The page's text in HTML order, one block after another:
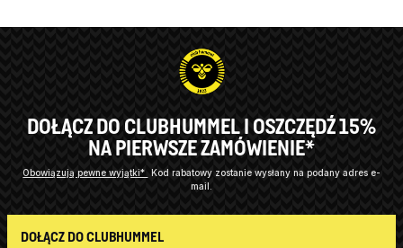
DOŁĄCZ DO CLUBHUMMEL I OSZCZĘDŹ 15%
NA PIERWSZE ZAMÓWIENIE*
Obowiązują pewne wyjątki*
Kod rabatowy zostanie wysłany na podany adres e-
mail.
DOŁĄCZ DO CLUBHUMMEL